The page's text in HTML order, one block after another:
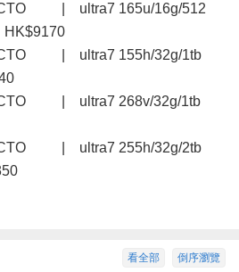
CTO | ultra7 165u/16g/512
CTO | ultra7 155h/32g/1tb
CTO | ultra7 268v/32g/1tb
CTO | ultra7 255h/32g/2tb
倒序瀏覽
看全部